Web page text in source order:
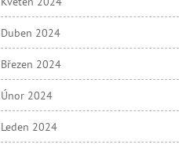
Duben 2024
Březen 2024
Únor 2024
Leden 2024